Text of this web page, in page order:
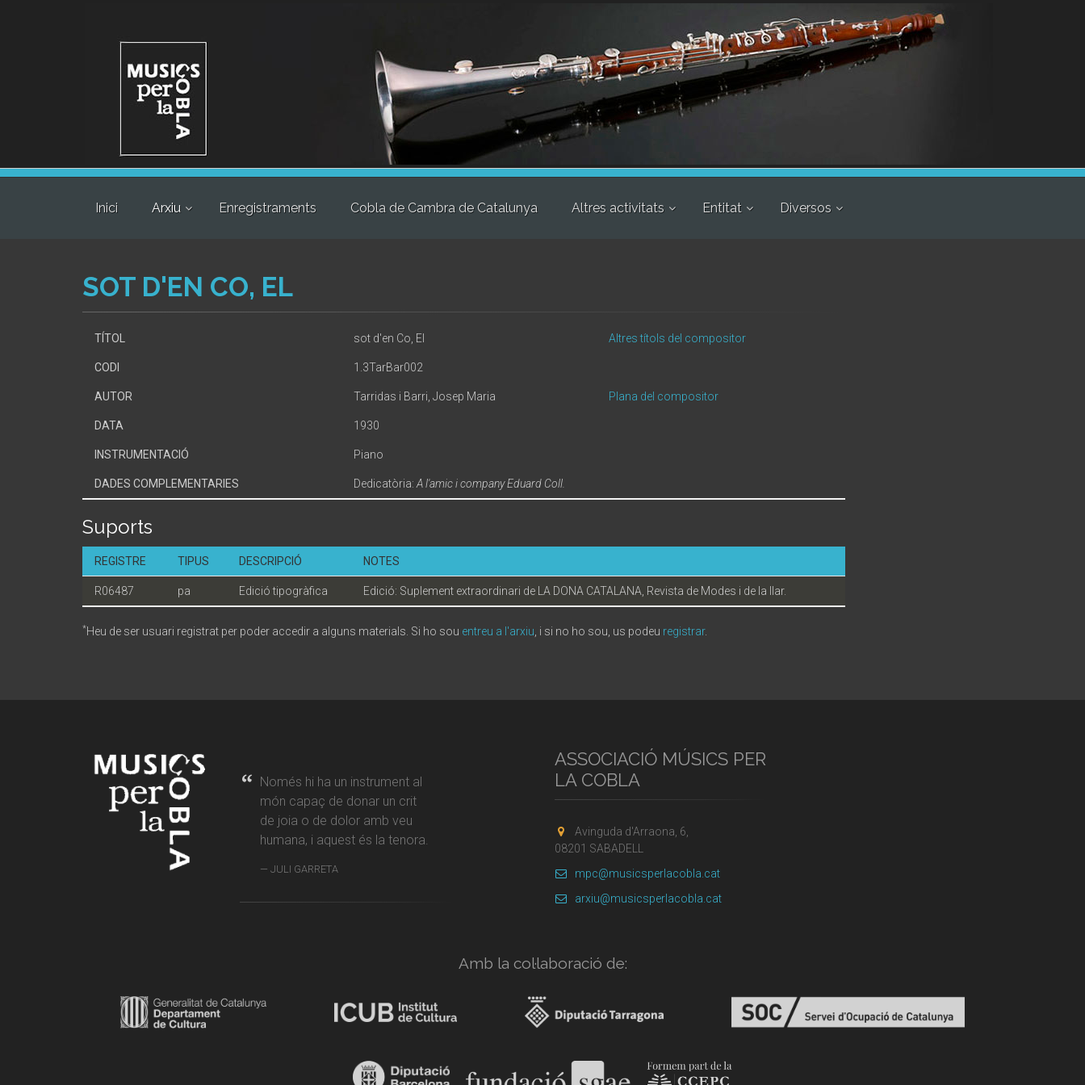
Inici Arxiu Enregistraments Cobla de Cambra de Catalunya Altres activitats Entitat Diversos
SOT D'EN CO, EL
TÍTOL sot d'en Co, El Altres títols del compositor
CODI 1.3TarBar002
AUTOR Tarridas i Barri, Josep Maria Plana del compositor
DATA 1930
INSTRUMENTACIÓ Piano
DADES COMPLEMENTARIES Dedicatòria: A l'amic i company Eduard Coll.
Suports
REGISTRE TIPUS DESCRIPCIÓ NOTES
R06487 pa Edició tipogràfica Edició: Suplement extraordinari de LA DONA CATALANA, Revista de Modes i de la llar.
*Heu de ser usuari registrat per poder accedir a alguns materials. Si ho sou entreu a l'arxiu , i si no ho sou, us podeu registrar.
Només hi ha un instrument al
món capaç de donar un crit
de joia o de dolor amb veu
humana, i aquest és la tenora.
JULI GARRETA
ASSOCIACIÓ MÚSICS PER
LA COBLA
Avinguda d'Arraona, 6,
08201 SABADELL
mpc@musicsperlacobla.cat
arxiu@musicsperlacobla.cat
Amb la col·laboració de: